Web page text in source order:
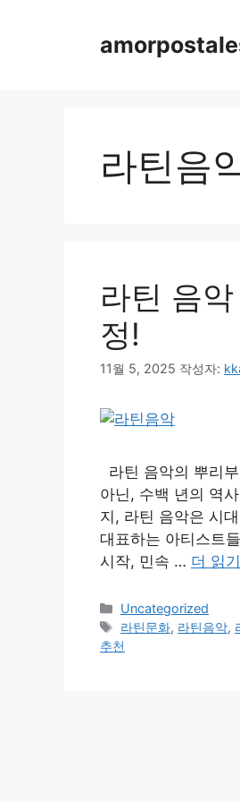
라틴음
라틴 음
정!
11월 5, 2025 작성자:
라틴 음악의 뿌리
아닌, 수백 년의 역
지, 라틴 음악은 시
대표하는 아티스트
시작, 민속 … 더 읽기
카
테
고
Uncategorized
태
그
라틴문화, 라틴음악,
추천